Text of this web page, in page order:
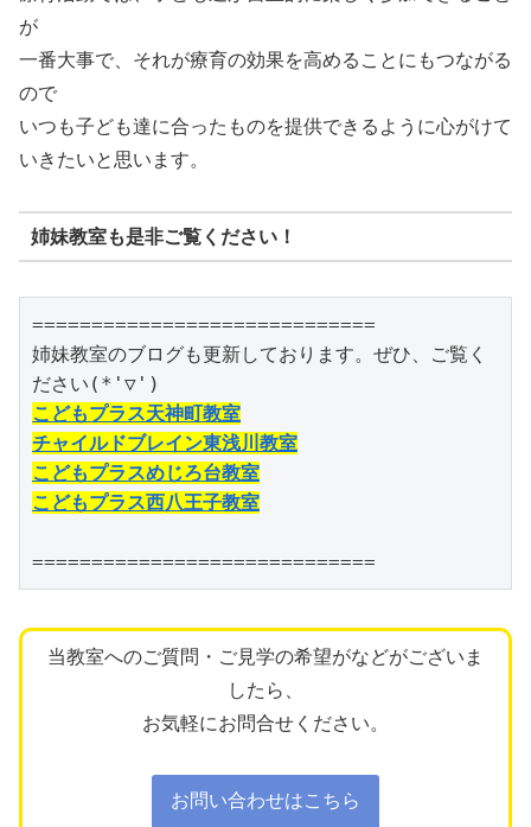
が
一番大事で、それが療育の効果を高めることにもつながる
ので
いつも子ども達に合ったものを提供できるように心がけて
いきたいと思います。
姉妹教室も是非ご覧ください！
=============================
姉妹教室のブログも更新しております。ぜひ、ご覧く
こどもプラス天神町教室
チャイルドブレイン東浅川教室
こどもプラスめじろ台教室
こどもプラス西八王子教室
=============================
当教室へのご質問・ご見学の希望がなどがございま
したら、
お気軽にお問合せください。
お問い合わせはこちら